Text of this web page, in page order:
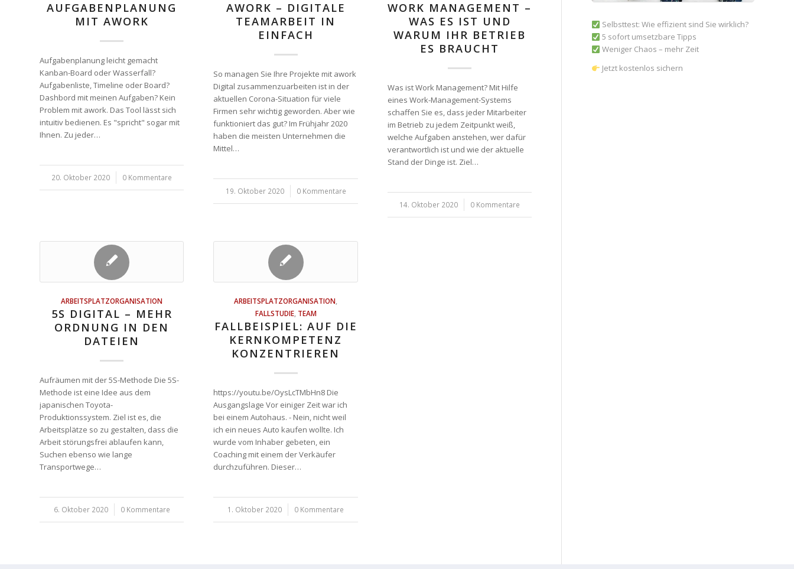
AUFGABENPLANUNG
MIT AWORK
Aufgabenplanung leicht gemacht
Kanban-Board oder Wasserfall?
Aufgabenliste, Timeline oder Board?
Dashbord mit meinen Aufgaben? Kein
Problem mit awork. Das Tool lässt sich
intuitiv bedienen. Es "spricht" sogar mit
Ihnen. Zu jeder…
20. Oktober 2020
/ 0 Kommentare
AWORK – DIGITALE
TEAMARBEIT IN
EINFACH
So managen Sie Ihre Projekte mit awork
Digital zusammenzuarbeiten ist in der
aktuellen Corona-Situation für viele
Firmen sehr wichtig geworden. Aber wie
funktioniert das gut? Im Frühjahr 2020
haben die meisten Unternehmen die
Mittel…
19. Oktober 2020
/ 0 Kommentare
WORK MANAGEMENT –
WAS ES IST UND
WARUM IHR BETRIEB
ES BRAUCHT
Was ist Work Management? Mit Hilfe
eines Work-Management-Systems
schaffen Sie es, dass jeder Mitarbeiter
im Betrieb zu jedem Zeitpunkt weiß,
welche Aufgaben anstehen, wer dafür
verantwortlich ist und wie der aktuelle
Stand der Dinge ist. Ziel…
14. Oktober 2020
/ 0 Kommentare
ARBEITSPLATZORGANISATION
5S DIGITAL – MEHR
ORDNUNG IN DEN
DATEIEN
Aufräumen mit der 5S-Methode Die 5S-
Methode ist eine Idee aus dem
japanischen Toyota-
Produktionssystem. Ziel ist es, die
Arbeitsplätze so zu gestalten, dass die
Arbeit störungsfrei ablaufen kann,
Suchen ebenso wie lange
Transportwege…
6. Oktober 2020
/ 0 Kommentare
ARBEITSPLATZORGANISATION
FALLSTUDIE, TEAM
FALLBEISPIEL: AUF DIE
KERNKOMPETENZ
KONZENTRIEREN
https://youtu.be/OysLcTMbHn8 Die
Ausgangslage Vor einiger Zeit war ich
bei einem Autohaus. - Nein, nicht weil
ich ein neues Auto kaufen wollte. Ich
wurde vom Inhaber gebeten, ein
Coaching mit einem der Verkäufer
durchzuführen. Dieser…
1. Oktober 2020
/ 0 Kommentare
Selbsttest: Wie effizient sind Sie wirklich?
5 sofort umsetzbare Tipps
Weniger Chaos – mehr Zeit
Jetzt kostenlos sichern